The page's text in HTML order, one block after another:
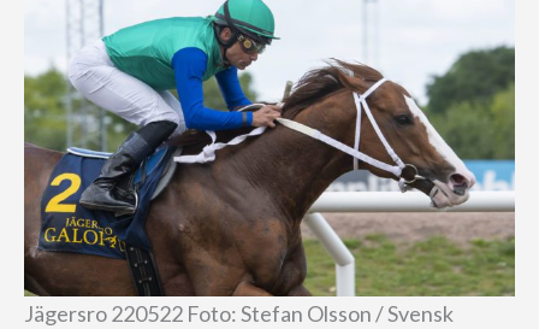
Jägersro 220522 Foto: Stefan Olsson / Svensk